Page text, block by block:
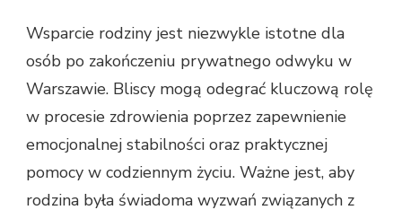
Wsparcie rodziny jest niezwykle istotne dla
osób po zakończeniu prywatnego odwyku w
Warszawie. Bliscy mogą odegrać kluczową rolę
w procesie zdrowienia poprzez zapewnienie
emocjonalnej stabilności oraz praktycznej
pomocy w codziennym życiu. Ważne jest, aby
rodzina była świadoma wyzwań związanych z